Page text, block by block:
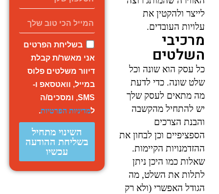
לייצר ולהקטין את
עלויות העובדים.
מרכיבי
השלטים
כל עסק הוא שונה וכל
שלט שונה. כדי לדעת
מה מתאים לעסק שלך
יש להתחיל מהקשבה
והבנת הצרכים
הספציפיים וכן לבחון את
ההזדמנויות הקיימות.
שאלות כמו היכן ניתן
לתלות את השלט, מה
הגודל האפשרי (ולא רק
בשליחת הפרטים
אני מאשר/ת קבלת
דיוור משלטים פלוס
במייל, וואטסאפ ו-
SMS, ומסכים/ה
למדיניות הפרטיות.
השינוי מתחיל
בשליחת ההודעה
עכשיו